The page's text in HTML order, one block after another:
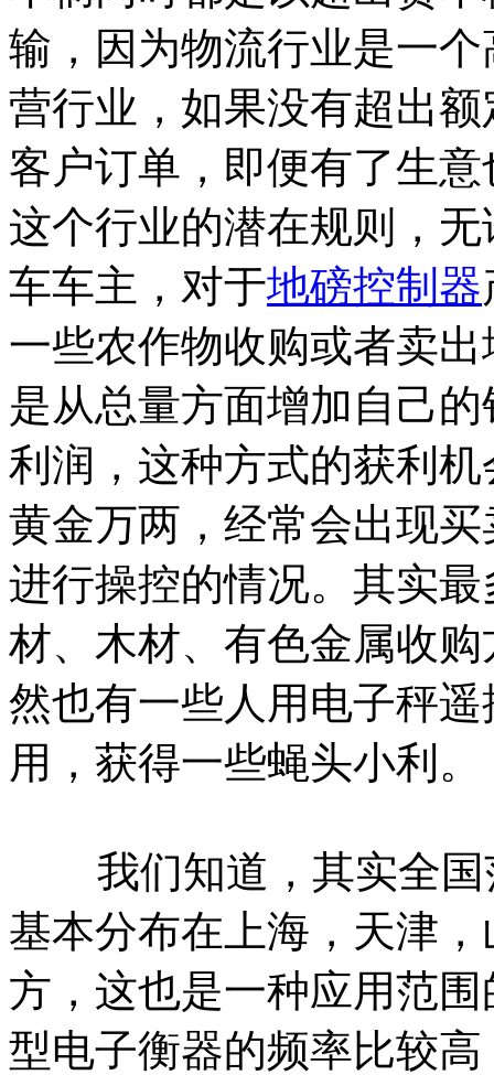
输，因为物流行业是一
营行业，如果没有超出
客户订单，即便有了生
这个行业的潜在规则，
车车主，对于地磅控制器
一些农作物收购或者卖
是从总量方面增加自己
利润，这种方式的获利
黄金万两，经常会出现
进行操控的情况。其实
材、木材、有色金属收
然也有一些人用电子秤
用，获得一些蝇头小利。
我们知道，其实全国
基本分布在上海，天津
方，这也是一种应用范
型电子衡器的频率比较